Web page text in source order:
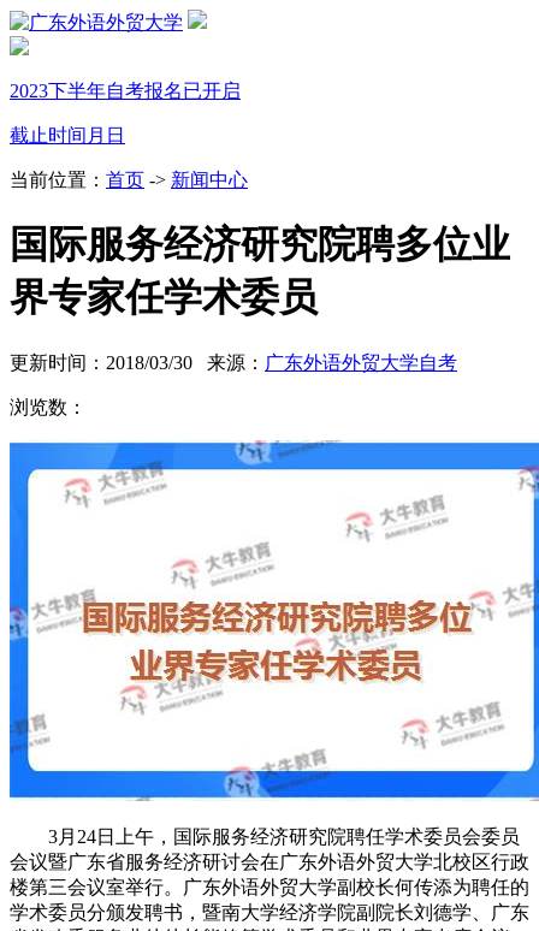
2023下半年自考报名已开启
截止时间 月 日
当前位置： 首页 -> 新闻中心
国际服务经济研究院聘多位业
界专家任学术委员
更新时间：2018/03/30 来源： 广东外语外贸大学自考
浏览数：
3月24日上午，国际服务经济研究院聘任学术委员会委员
会议暨广东省服务经济研讨会在广东外语外贸大学北校区行政
楼第三会议室举行。广东外语外贸大学副校长何传添为聘任的
学术委员分颁发聘书，暨南大学经济学院副院长刘德学、广东